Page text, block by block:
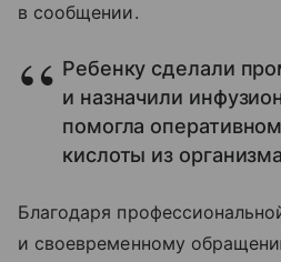
в сообщении.
Ребенку сделали
и назначили
помогла
кислоты из
Благодаря
и своевременному